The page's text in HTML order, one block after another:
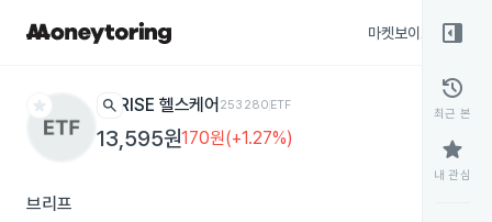
마켓보이스
star search RISE 헬스케어 253280ETF
13,595원170원(+1.27%)
브리프
right_panel_open
history
최근 본
star
내 관심